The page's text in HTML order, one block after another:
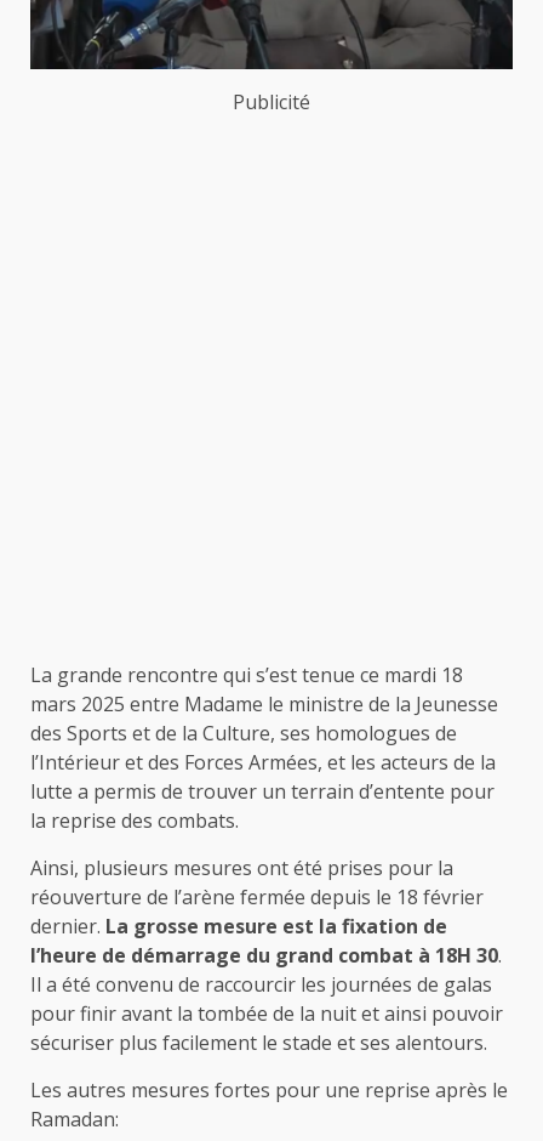
Publicité
La grande rencontre qui s’est tenue ce mardi 18
mars 2025 entre Madame le ministre de la Jeunesse
des Sports et de la Culture, ses homologues de
l’Intérieur et des Forces Armées, et les acteurs de la
lutte a permis de trouver un terrain d’entente pour
la reprise des combats.
Ainsi, plusieurs mesures ont été prises pour la
réouverture de l’arène fermée depuis le 18 février
dernier. La grosse mesure est la fixation de
l’heure de démarrage du grand combat à 18H 30.
Il a été convenu de raccourcir les journées de galas
pour finir avant la tombée de la nuit et ainsi pouvoir
sécuriser plus facilement le stade et ses alentours.
Les autres mesures fortes pour une reprise après le
Ramadan: